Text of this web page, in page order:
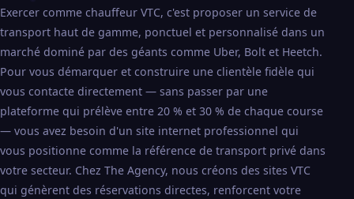
Exercer comme chauffeur VTC, c'est proposer un service de
transport haut de gamme, ponctuel et personnalisé dans un
marché dominé par des géants comme Uber, Bolt et Heetch.
Pour vous démarquer et construire une clientèle fidèle qui
vous contacte directement — sans passer par une
plateforme qui prélève entre 20 % et 30 % de chaque course
— vous avez besoin d'un site internet professionnel qui
vous positionne comme la référence de transport privé dans
votre secteur. Chez The Agency, nous créons des sites VTC
qui génèrent des réservations directes, renforcent votre